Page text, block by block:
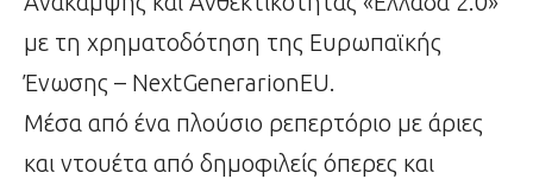
με τη χρηματοδότηση της Ευρωπαϊκής
Ένωσης – NextGenerarionEU.
Μέσα από ένα πλούσιο ρεπερτόριο με άριες
και ντουέτα από δημοφιλείς όπερες και